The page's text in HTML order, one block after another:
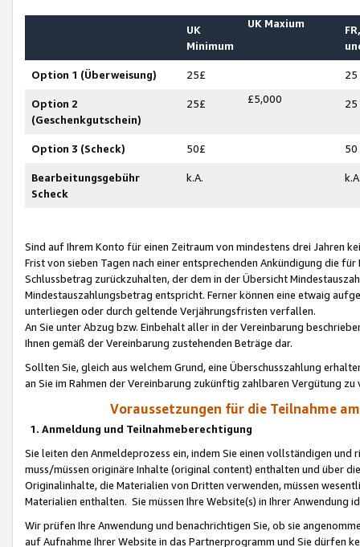
UK
Minimum
UK Maxium
Option 1 (Überweisung) 25£ 25
Option 2
(Geschenkgutschein)
25£ £5,000 25
Option 3 (Scheck) 50£ 50
Bearbeitungsgebühr
Scheck
k.A.
Sind auf Ihrem Konto für einen Zeitraum von mindestens drei Jahren
Frist von sieben Tagen nach einer entsprechenden Ankündigung die
Schlussbetrag zurückzuhalten, der dem in der Übersicht
Mindestauszahlungsbetrag entspricht. Ferner können eine etwaig
unterliegen oder durch geltende Verjährungsfristen verfallen.
An Sie unter Abzug bzw. Einbehalt aller in der Vereinbarung
Ihnen gemäß der Vereinbarung zustehenden Beträge dar.
Sollten Sie, gleich aus welchem Grund, eine Überschusszahlung
an Sie im Rahmen der Vereinbarung zukünftig zahlbaren Vergütung zu
Voraussetzungen für die Teilnahme
1. Anmeldung und Teilnahmeberechtigung
Sie leiten den Anmeldeprozess ein, indem Sie einen vollständigen
muss/müssen originäre Inhalte (original content) enthalten und über
Originalinhalte, die Materialien von Dritten verwenden, müssen
Materialien enthalten. Sie müssen Ihre Website(s) in Ihrer Anwendung
Wir prüfen Ihre Anwendung und benachrichtigen Sie, ob sie
auf Aufnahme Ihrer Website in das Partnerprogramm und Sie dürfen